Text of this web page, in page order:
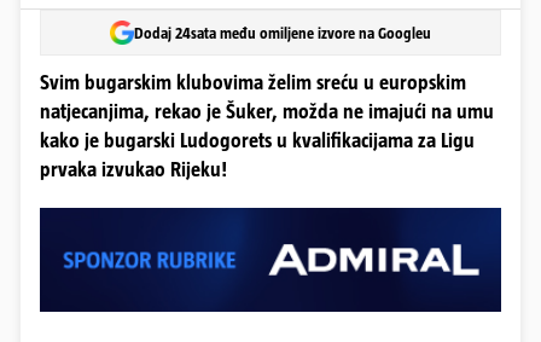
Dodaj 24sata među omiljene izvore na Googleu
Svim bugarskim klubovima želim sreću u europskim
natjecanjima, rekao je Šuker, možda ne imajući na umu
kako je bugarski Ludogorets u kvalifikacijama za Ligu
prvaka izvukao Rijeku!